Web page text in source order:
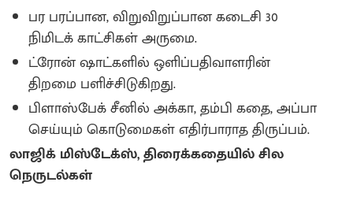
பர பரப்பான, விறுவிறுப்பான கடைசி 30
நிமிடக் காட்சிகள் அருமை.
ட்ரோன் ஷாட்களில் ஒளிப்பதிவாளரின்
திறமை பளிச்சிடுகிறது.
பிளாஸ்பேக் சீனில் அக்கா, தம்பி கதை, அப்பா
செய்யும் கொடுமைகள் எதிர்பாராத திருப்பம்.
லாஜிக் மிஸ்டேக்ஸ், திரைக்கதையில் சில
நெருடல்கள்